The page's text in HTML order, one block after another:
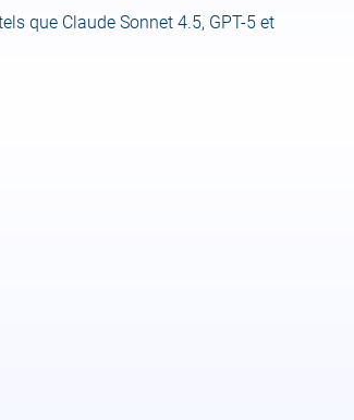
que Claude Sonnet 4.5, GPT-5 et